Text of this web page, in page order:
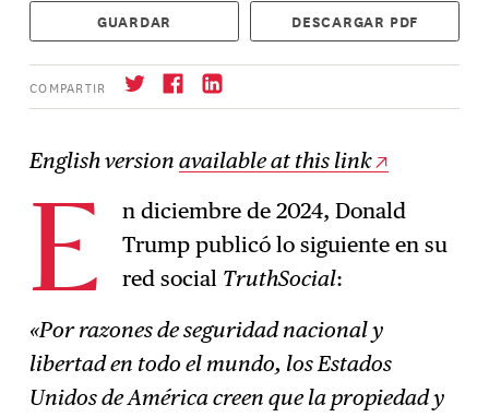
GUARDAR DESCARGAR PDF
COMPARTIR
Suscríbase
English versionavailable at this link
E
n diciembre de 2024, Donald
Trump publicó lo siguiente en su
red social TruthSocial:
«Por razones de seguridad nacional y
libertad en todo el mundo, los Estados
Unidos de América creen que la propiedad y